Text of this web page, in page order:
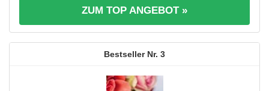
ZUM TOP ANGEBOT »
3